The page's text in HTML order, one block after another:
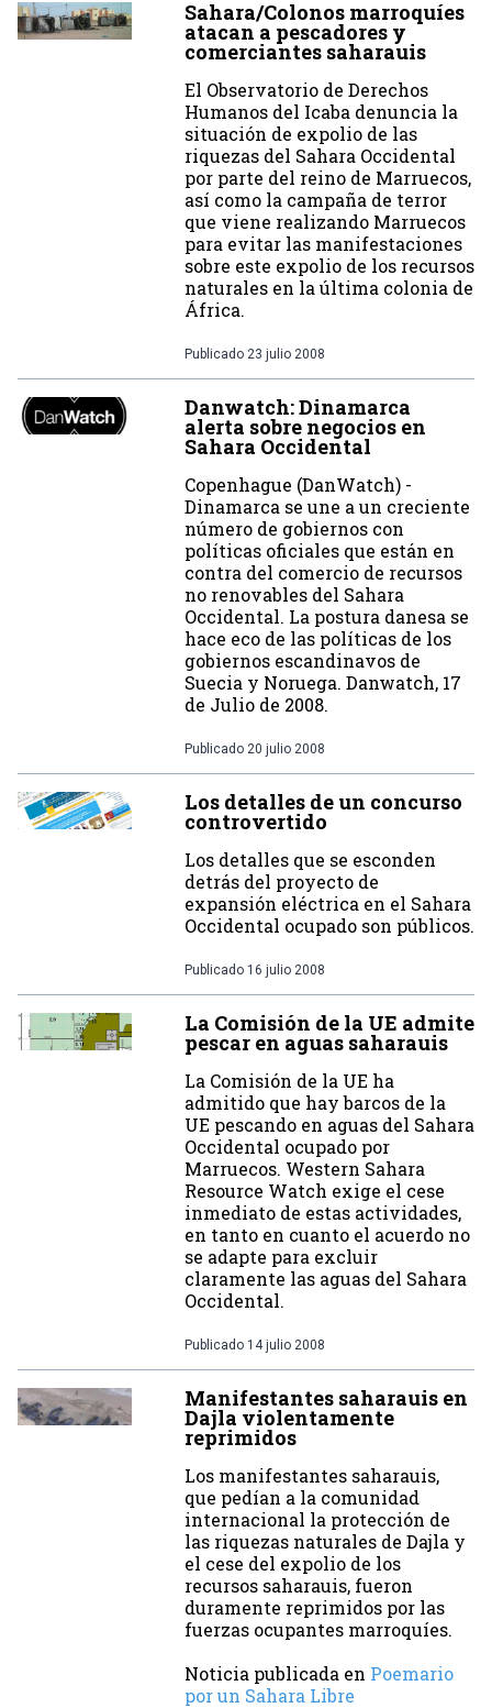
Sahara/Colonos marroquíes
atacan a pescadores y
comerciantes saharauis
El Observatorio de Derechos
Humanos del Icaba denuncia la
situación de expolio de las
riquezas del Sahara Occidental
por parte del reino de Marruecos,
así como la campaña de terror
que viene realizando Marruecos
para evitar las manifestaciones
sobre este expolio de los recursos
naturales en la última colonia de
África.
Publicado 23 julio 2008
Danwatch: Dinamarca
alerta sobre negocios en
Sahara Occidental
Copenhague (DanWatch) -
Dinamarca se une a un creciente
número de gobiernos con
políticas oficiales que están en
contra del comercio de recursos
no renovables del Sahara
Occidental. La postura danesa se
hace eco de las políticas de los
gobiernos escandinavos de
Suecia y Noruega. Danwatch, 17
de Julio de 2008.
Publicado 20 julio 2008
Los detalles de un concurso
controvertido
Los detalles que se esconden
detrás del proyecto de
expansión eléctrica en el Sahara
Occidental ocupado son públicos.
Publicado 16 julio 2008
La Comisión de la UE admite
pescar en aguas saharauis
La Comisión de la UE ha
admitido que hay barcos de la
UE pescando en aguas del Sahara
Occidental ocupado por
Marruecos. Western Sahara
Resource Watch exige el cese
inmediato de estas actividades,
en tanto en cuanto el acuerdo no
se adapte para excluir
claramente las aguas del Sahara
Occidental.
Publicado 14 julio 2008
Manifestantes saharauis en
Dajla violentamente
reprimidos
Los manifestantes saharauis,
que pedían a la comunidad
internacional la protección de
las riquezas naturales de Dajla y
el cese del expolio de los
recursos saharauis, fueron
duramente reprimidos por las
fuerzas ocupantes marroquíes.
Noticia publicada en Poemario
por un Sahara Libre